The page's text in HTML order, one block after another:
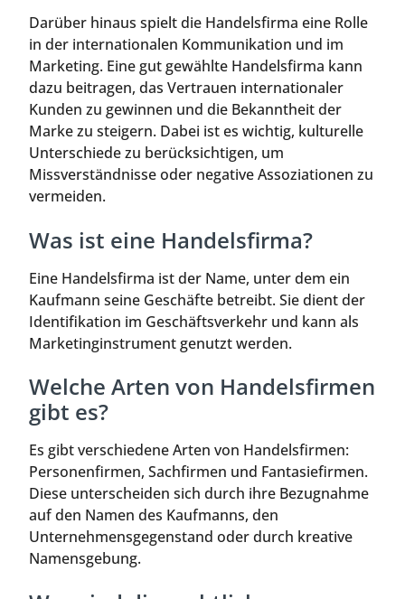
Darüber hinaus spielt die Handelsfirma eine Rolle
in der internationalen Kommunikation und im
Marketing. Eine gut gewählte Handelsfirma kann
dazu beitragen, das Vertrauen internationaler
Kunden zu gewinnen und die Bekanntheit der
Marke zu steigern. Dabei ist es wichtig, kulturelle
Unterschiede zu berücksichtigen, um
Missverständnisse oder negative Assoziationen zu
vermeiden.
Was ist eine Handelsfirma?
Eine Handelsfirma ist der Name, unter dem ein
Kaufmann seine Geschäfte betreibt. Sie dient der
Identifikation im Geschäftsverkehr und kann als
Marketinginstrument genutzt werden.
Welche Arten von Handelsfirmen
gibt es?
Es gibt verschiedene Arten von Handelsfirmen:
Personenfirmen, Sachfirmen und Fantasiefirmen.
Diese unterscheiden sich durch ihre Bezugnahme
auf den Namen des Kaufmanns, den
Unternehmensgegenstand oder durch kreative
Namensgebung.